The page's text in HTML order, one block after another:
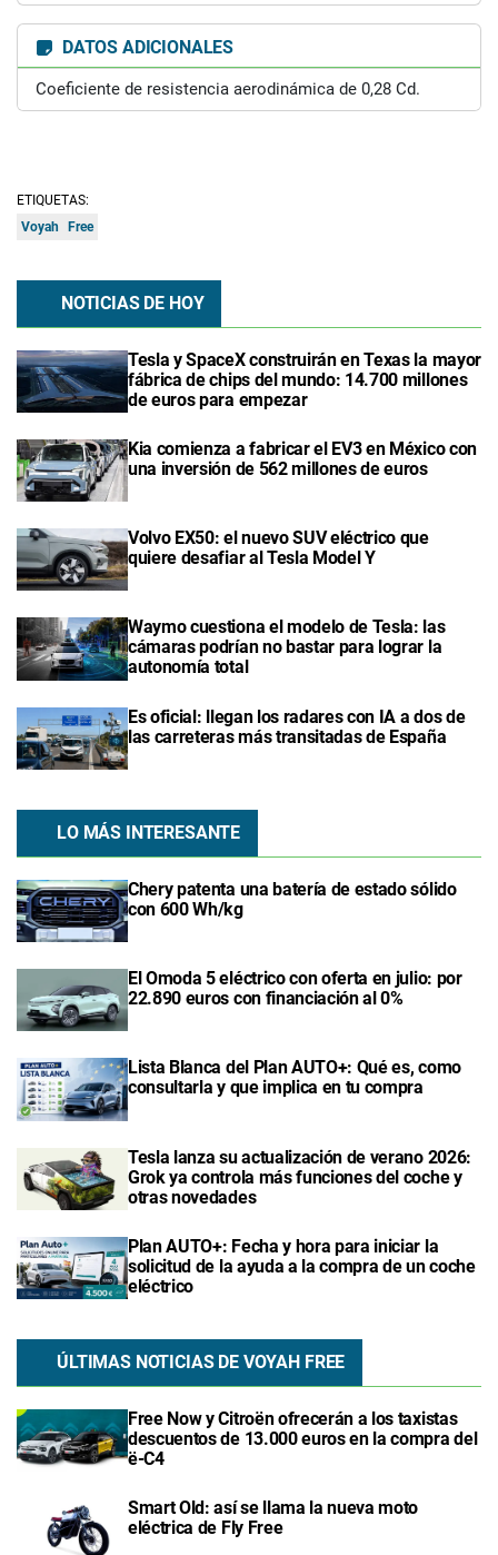
DATOS ADICIONALES
Coeficiente de resistencia aerodinámica de 0,28 Cd.
ETIQUETAS:
Voyah
Free
NOTICIAS DE HOY
Tesla y SpaceX construirán en Texas la mayor
fábrica de chips del mundo: 14.700 millones
de euros para empezar
Kia comienza a fabricar el EV3 en México con
una inversión de 562 millones de euros
Volvo EX50: el nuevo SUV eléctrico que
quiere desafiar al Tesla Model Y
Waymo cuestiona el modelo de Tesla: las
cámaras podrían no bastar para lograr la
autonomía total
Es oficial: llegan los radares con IA a dos de
las carreteras más transitadas de España
LO MÁS INTERESANTE
Chery patenta una batería de estado sólido
con 600 Wh/kg
El Omoda 5 eléctrico con oferta en julio: por
22.890 euros con financiación al 0%
Lista Blanca del Plan AUTO+: Qué es, como
consultarla y que implica en tu compra
Tesla lanza su actualización de verano 2026:
Grok ya controla más funciones del coche y
otras novedades
Plan AUTO+: Fecha y hora para iniciar la
solicitud de la ayuda a la compra de un coche
eléctrico
ÚLTIMAS NOTICIAS DE VOYAH FREE
Free Now y Citroën ofrecerán a los taxistas
descuentos de 13.000 euros en la compra del
ë-C4
Smart Old: así se llama la nueva moto
eléctrica de Fly Free